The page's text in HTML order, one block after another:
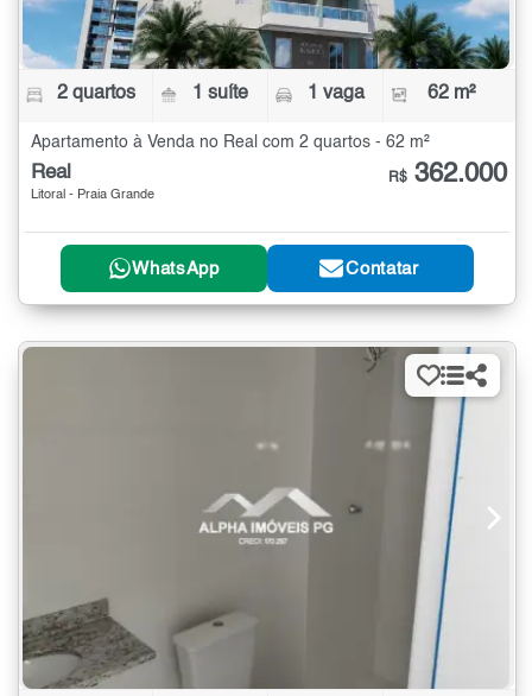
2 quartos 1 suíte 1 vaga 62 m²
Apartamento à Venda no Real com 2 quartos - 62 m²
Real
Litoral - Praia Grande
R$ 362.000
WhatsApp Contatar